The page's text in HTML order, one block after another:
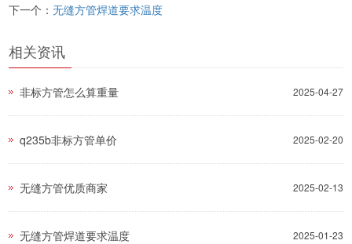
下一个：无缝方管焊道要求温度
相关资讯
2025-04-27
非标方管怎么算重量
2025-02-20
q235b非标方管单价
2025-02-13
无缝方管优质商家
2025-01-23
无缝方管焊道要求温度